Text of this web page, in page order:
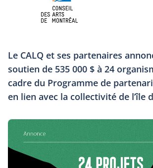
Le CALQ et ses partenaires
soutien de 535 000 $ à 24
cadre du Programme de
en lien avec la collectivité de l’île